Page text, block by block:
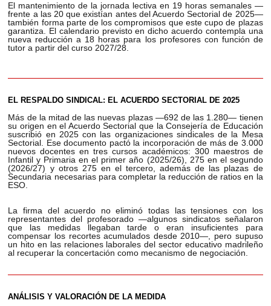
El mantenimiento de la jornada lectiva en 19 horas semanales —
frente a las 20 que existían antes del Acuerdo Sectorial de 2025—
también forma parte de los compromisos que este cupo de plazas
garantiza. El calendario previsto en dicho acuerdo contempla una
nueva reducción a 18 horas para los profesores con función de
tutor a partir del curso 2027/28.
EL RESPALDO SINDICAL: EL ACUERDO SECTORIAL DE 2025
Más de la mitad de las nuevas plazas —692 de las 1.280— tienen
su origen en el Acuerdo Sectorial que la Consejería de Educación
suscribió en 2025 con las organizaciones sindicales de la Mesa
Sectorial. Ese documento pactó la incorporación de más de 3.000
nuevos docentes en tres cursos académicos: 300 maestros de
Infantil y Primaria en el primer año (2025/26), 275 en el segundo
(2026/27) y otros 275 en el tercero, además de las plazas de
Secundaria necesarias para completar la reducción de ratios en la
ESO.
La firma del acuerdo no eliminó todas las tensiones con los
representantes del profesorado —algunos sindicatos señalaron
que las medidas llegaban tarde o eran insuficientes para
compensar los recortes acumulados desde 2010—, pero supuso
un hito en las relaciones laborales del sector educativo madrileño
al recuperar la concertación como mecanismo de negociación.
ANÁLISIS Y VALORACIÓN DE LA MEDIDA